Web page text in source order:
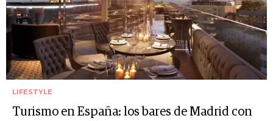
LIFESTYLE
Turismo en España: los bares de Madrid con